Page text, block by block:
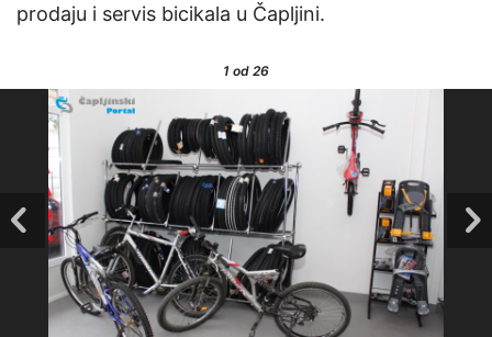
prodaju i servis bicikala u Čapljini.
1 od 26